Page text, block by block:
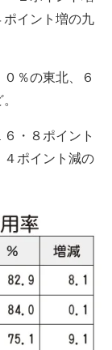
イント増の九
％の東北、６
・８ポイント
ポイント減の